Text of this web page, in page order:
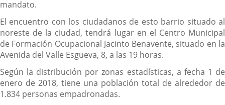
mandato.
El encuentro con los ciudadanos de esto barrio situado al
noreste de la ciudad, tendrá lugar en el Centro Municipal
de Formación Ocupacional Jacinto Benavente, situado en la
Avenida del Valle Esgueva, 8, a las 19 horas.
Según la distribución por zonas estadísticas, a fecha 1 de
enero de 2018, tiene una población total de alrededor de
1.834 personas empadronadas.